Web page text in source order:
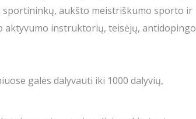
sportininkų, aukšto meistriškumo sporto ir
aktyvumo instruktorių, teisėjų, antidopingo
galės dalyvauti iki 1000 dalyvių,